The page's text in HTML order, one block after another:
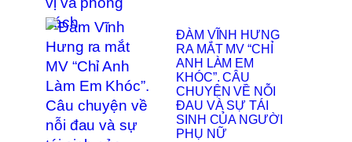
ĐÀM VĨNH HƯNG
RA MẮT MV “CHỈ
ANH LÀM EM
KHÓC”. CÂU
CHUYỆN VỀ NỖI
ĐAU VÀ SỰ TÁI
SINH CỦA NGƯỜI
PHỤ NỮ